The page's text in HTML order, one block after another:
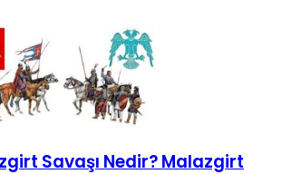
Savaşı Nedir? Malazgirt